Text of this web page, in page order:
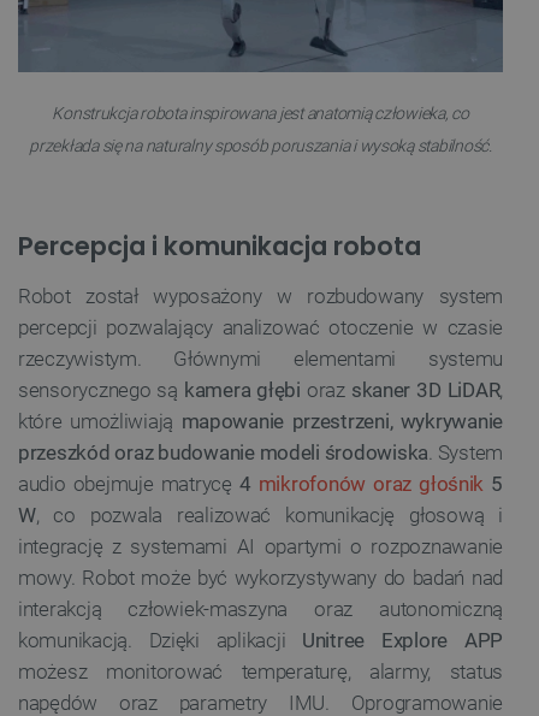
Konstrukcja robota inspirowana jest anatomią człowieka, co
przekłada się na naturalny sposób poruszania i wysoką stabilność.
Percepcja i komunikacja robota
Robot został wyposażony w rozbudowany system
percepcji pozwalający analizować otoczenie w czasie
rzeczywistym. Głównymi elementami systemu
sensorycznego są kamera głębi oraz skaner 3D LiDAR,
które umożliwiają mapowanie przestrzeni, wykrywanie
przeszkód oraz budowanie modeli środowiska . System
audio obejmuje matrycę 4 mikrofonów oraz głośnik 5
W, co pozwala realizować komunikację głosową i
integrację z systemami AI opartymi o rozpoznawanie
mowy. Robot może być wykorzystywany do badań nad
interakcją człowiek-maszyna oraz autonomiczną
komunikacją. Dzięki aplikacji Unitree Explore APP
możesz monitorować temperaturę, alarmy, status
napędów oraz parametry IMU. Oprogramowanie